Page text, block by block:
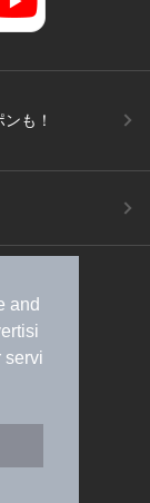
and
servi
も！
ご案内
規約
採用情報